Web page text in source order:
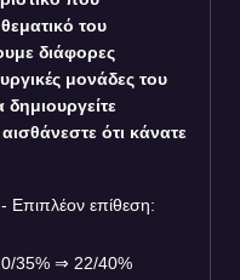
του
διάφορες
μονάδες του
ότι κάνατε
Επιπλέον επίθεση:
35% ⇒ 22/40%